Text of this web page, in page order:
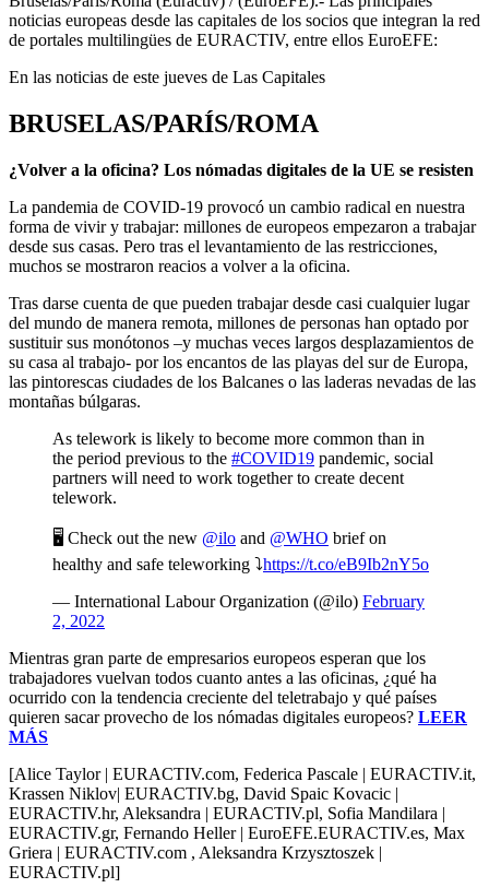
noticias europeas desde las capitales de los socios que integran la red
de portales multilingües de EURACTIV, entre ellos EuroEFE:
En las noticias de este jueves de Las Capitales
BRUSELAS/PARÍS/ROMA
¿Volver a la oficina? Los nómadas digitales de la UE se resisten
La pandemia de COVID-19 provocó un cambio radical en nuestra
forma de vivir y trabajar: millones de europeos empezaron a trabajar
desde sus casas. Pero tras el levantamiento de las restricciones,
muchos se mostraron reacios a volver a la oficina.
Tras darse cuenta de que pueden trabajar desde casi cualquier lugar
del mundo de manera remota, millones de personas han optado por
sustituir sus monótonos –y muchas veces largos desplazamientos de
su casa al trabajo- por los encantos de las playas del sur de Europa,
las pintorescas ciudades de los Balcanes o las laderas nevadas de las
montañas búlgaras.
As telework is likely to become more common than in
the period previous to the #COVID19 pandemic, social
partners will need to work together to create decent
telework.
🖥️ Check out the new @ilo and @WHO brief on
healthy and safe teleworking ⤵️https://t.co/eB9Ib2nY5o
— International Labour Organization (@ilo) February
2, 2022
Mientras gran parte de empresarios europeos esperan que los
trabajadores vuelvan todos cuanto antes a las oficinas, ¿qué ha
ocurrido con la tendencia creciente del teletrabajo y qué países
quieren sacar provecho de los nómadas digitales europeos? LEER
MÁS
[Alice Taylor | EURACTIV.com, Federica Pascale | EURACTIV.it,
Krassen Niklov| EURACTIV.bg, David Spaic Kovacic |
EURACTIV.hr, Aleksandra | EURACTIV.pl, Sofia Mandilara |
EURACTIV.gr, Fernando Heller | EuroEFE.EURACTIV.es, Max
Griera | EURACTIV.com , Aleksandra Krzysztoszek |
EURACTIV.pl]